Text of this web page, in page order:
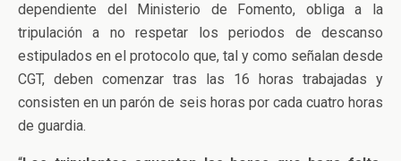
dependiente del Ministerio de Fomento, obliga a la
tripulación a no respetar los periodos de descanso
estipulados en el protocolo que, tal y como señalan desde
CGT, deben comenzar tras las 16 horas trabajadas y
consisten en un parón de seis horas por cada cuatro horas
de guardia.